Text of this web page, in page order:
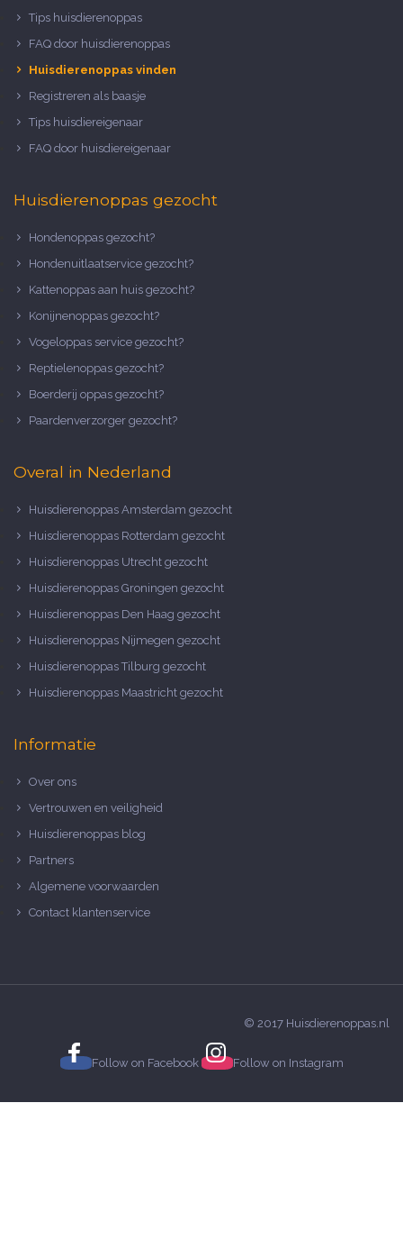
Tips huisdierenoppas
FAQ door huisdierenoppas
Huisdierenoppas vinden
Registreren als baasje
Tips huisdiereigenaar
FAQ door huisdiereigenaar
Huisdierenoppas gezocht
Hondenoppas gezocht?
Hondenuitlaatservice gezocht?
Kattenoppas aan huis gezocht?
Konijnenoppas gezocht?
Vogeloppas service gezocht?
Reptielenoppas gezocht?
Boerderij oppas gezocht?
Paardenverzorger gezocht?
Overal in Nederland
Huisdierenoppas Amsterdam gezocht
Huisdierenoppas Rotterdam gezocht
Huisdierenoppas Utrecht gezocht
Huisdierenoppas Groningen gezocht
Huisdierenoppas Den Haag gezocht
Huisdierenoppas Nijmegen gezocht
Huisdierenoppas Tilburg gezocht
Huisdierenoppas Maastricht gezocht
Informatie
Over ons
Vertrouwen en veiligheid
Huisdierenoppas blog
Partners
Algemene voorwaarden
Contact klantenservice
© 2017 Huisdierenoppas.nl
Follow on Facebook Follow on Instagram